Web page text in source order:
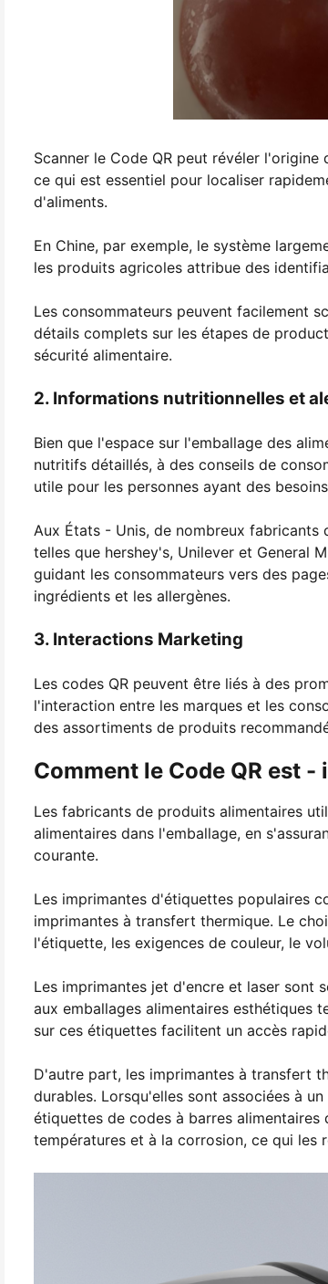
Scanner le Code QR peut révéler
ce qui est essentiel pour localiser
d'aliments.
En Chine, par exemple, le système
les produits agricoles attribue des
Les consommateurs peuvent facilement
détails complets sur les étapes de
sécurité alimentaire.
2. Informations nutritionnelles et
Bien que l'espace sur l'emballage des
nutritifs détaillés, à des conseils de
utile pour les personnes ayant des
Aux États - Unis, de nombreux
telles que hershey's, Unilever et General
guidant les consommateurs vers des
ingrédients et les allergènes.
3. Interactions Marketing
Les codes QR peuvent être liés à des
l'interaction entre les marques et les
des assortiments de produits
Comment le Code QR est
Les fabricants de produits alimentaires
alimentaires dans l'emballage, en
courante.
Les imprimantes d'étiquettes populaires
imprimantes à transfert thermique. Le
l'étiquette, les exigences de couleur, le
Les imprimantes jet d'encre et laser sont
aux emballages alimentaires esthétiques
sur ces étiquettes facilitent un accès
D'autre part, les imprimantes à transfert
durables. Lorsqu'elles sont associées à
étiquettes de codes à barres
températures et à la corrosion, ce qui les